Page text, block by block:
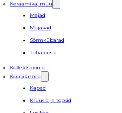
Keraamika, muu
Majad
Majakad
Sõrmkübarad
Tuhatoosid
Kollektsioonid
Köögitarbed
Kapad
Kruusid ja topsid